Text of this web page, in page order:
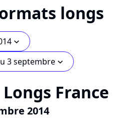
longs
chevron_bot
3 septembrechevron_bot
France
2014